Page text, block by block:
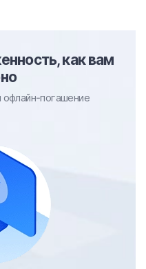
как вам
офлайн-погашение